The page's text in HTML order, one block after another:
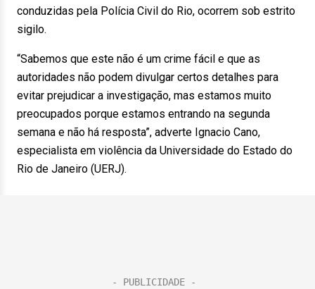
conduzidas pela Polícia Civil do Rio, ocorrem sob estrito
sigilo.
“Sabemos que este não é um crime fácil e que as
autoridades não podem divulgar certos detalhes para
evitar prejudicar a investigação, mas estamos muito
preocupados porque estamos entrando na segunda
semana e não há resposta”, adverte Ignacio Cano,
especialista em violência da Universidade do Estado do
Rio de Janeiro (UERJ).